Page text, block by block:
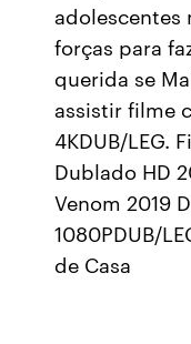
adolescentes
forças para
querida se
assistir filme
4KDUB/LEG.
Dublado HD
Venom 2019
1080PDUB/
de Casa